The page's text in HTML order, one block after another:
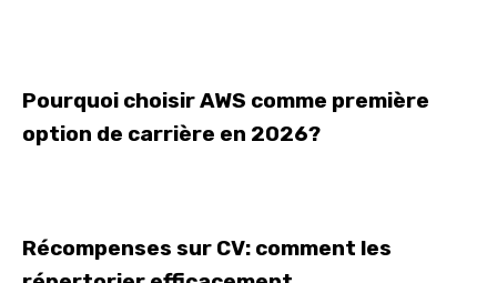
Pourquoi choisir AWS comme première
option de carrière en 2026?
Récompenses sur CV: comment les